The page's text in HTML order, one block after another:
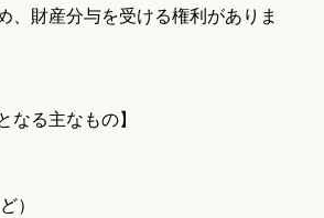
、財産分与を受ける権利がありま
なる主なもの】
）